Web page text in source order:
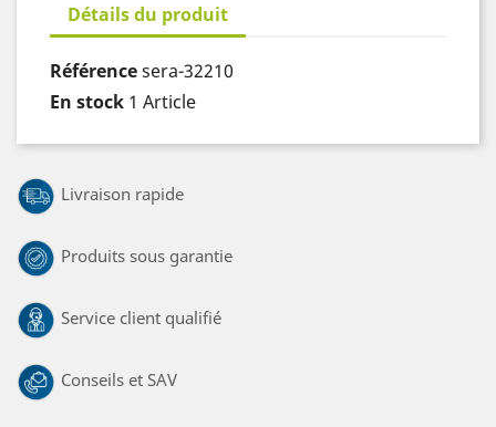
Détails du produit
Référencesera-32210
En stock 1 Article
Livraison rapide
Produits sous garantie
Service client qualifié
Conseils et SAV